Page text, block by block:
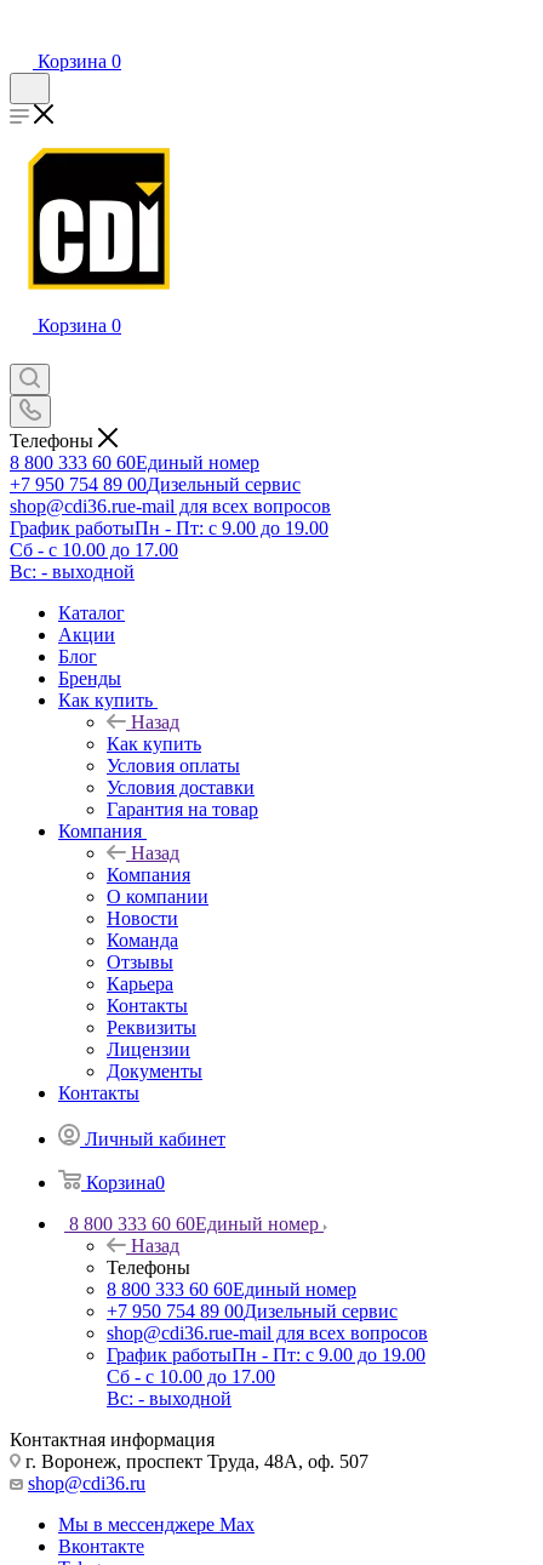
Корзина 0
Корзина 0
Телефоны
8 800 333 60 60Единый номер
+7 950 754 89 00Дизельный сервис
shop@cdi36.rue-mail для всех вопросов
График работыПн - Пт: с 9.00 до 19.00
Сб - с 10.00 до 17.00
Вс: - выходной
Каталог
Акции
Блог
Бренды
Как купить
Назад
Как купить
Условия оплаты
Условия доставки
Гарантия на товар
Компания
Назад
Компания
О компании
Новости
Команда
Отзывы
Карьера
Контакты
Реквизиты
Лицензии
Документы
Контакты
Личный кабинет
Корзина0
8 800 333 60 60Единый номер
Назад
Телефоны
8 800 333 60 60Единый номер
+7 950 754 89 00Дизельный сервис
shop@cdi36.rue-mail для всех вопросов
График работыПн - Пт: с 9.00 до 19.00
Сб - с 10.00 до 17.00
Вс: - выходной
Контактная информация
г. Воронеж, проспект Труда, 48А, оф. 507
shop@cdi36.ru
Мы в мессенджере Max
Вконтакте